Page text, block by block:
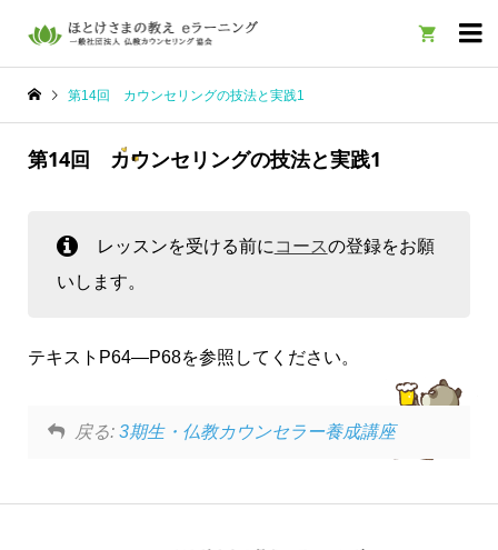

第14回 カウンセリングの技法と実践1
第14回 カウンセリングの技法と実践1
レッスンを受ける前に コースの登録をお願
いします。
テキストP64―P68を参照してください。
戻る: 3期生・仏教カウンセラー養成講座